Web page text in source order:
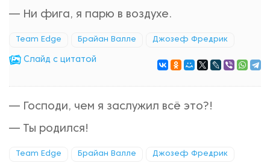
— Ни фига, я парю в воздухе.
Team Edge Брайан Валле Джозеф Фредрик
Cлайд с цитатой
— Господи, чем я заслужил всё это?!
— Ты родился!
Team Edge Брайан Валле Джозеф Фредрик